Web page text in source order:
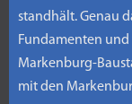
standhält. Genau
Fundamenten
Markenburg-
mit den